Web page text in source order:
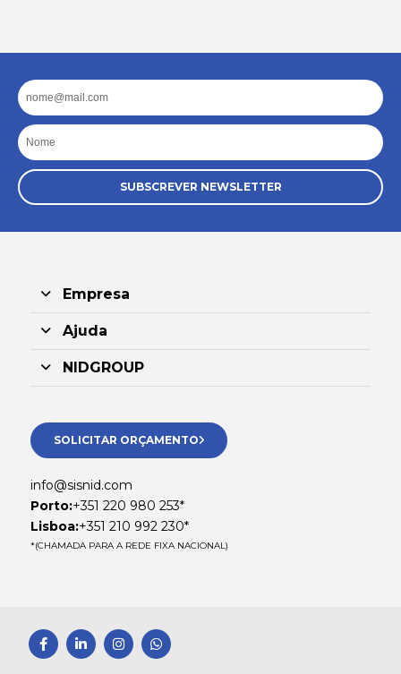
Email
Nome
SUBSCREVER NEWSLETTER
Empresa
Ajuda
NIDGROUP
SOLICITAR ORÇAMENTO
info@sisnid.com
Porto:+351 220 980 253*
Lisboa:+351 210 992 230*
*(CHAMADA PARA A REDE FIXA NACIONAL)
F
a
c
L
i
n
I
n
s
W
h
a